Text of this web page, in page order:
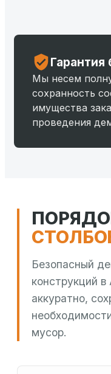
Гарантия
Мы несем
сохранность
имущества
проведения
Безопасный
конструкций
аккуратно,
мусор.